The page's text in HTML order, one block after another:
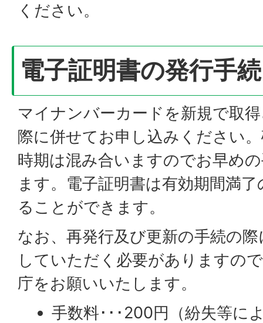
ください。
電子証明書の発行手続
マイナンバーカードを新規で取
際に併せてお申し込みください
時期は混み合いますのでお早め
ます。電子証明書は有効期間満
ることができます。
なお、再発行及び更新の手続の
していただく必要がありますの
庁をお願いいたします。
手数料･･･200円（紛失等に